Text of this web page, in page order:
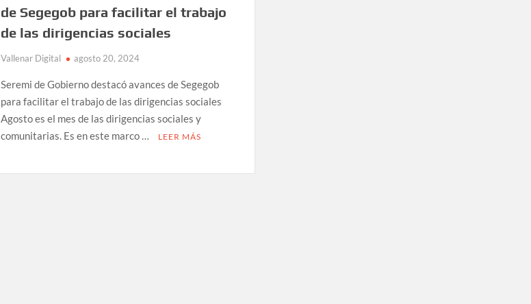
de Segegob para facilitar el trabajo
de las dirigencias sociales
Vallenar Digital agosto 20, 2024
Seremi de Gobierno destacó avances de Segegob
para facilitar el trabajo de las dirigencias sociales
Agosto es el mes de las dirigencias sociales y
comunitarias. Es en este marco …
LEER MÁS